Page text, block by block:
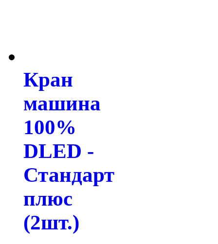
Кран
машина
100%
DLED -
Стандарт
плюс
(2шт.)